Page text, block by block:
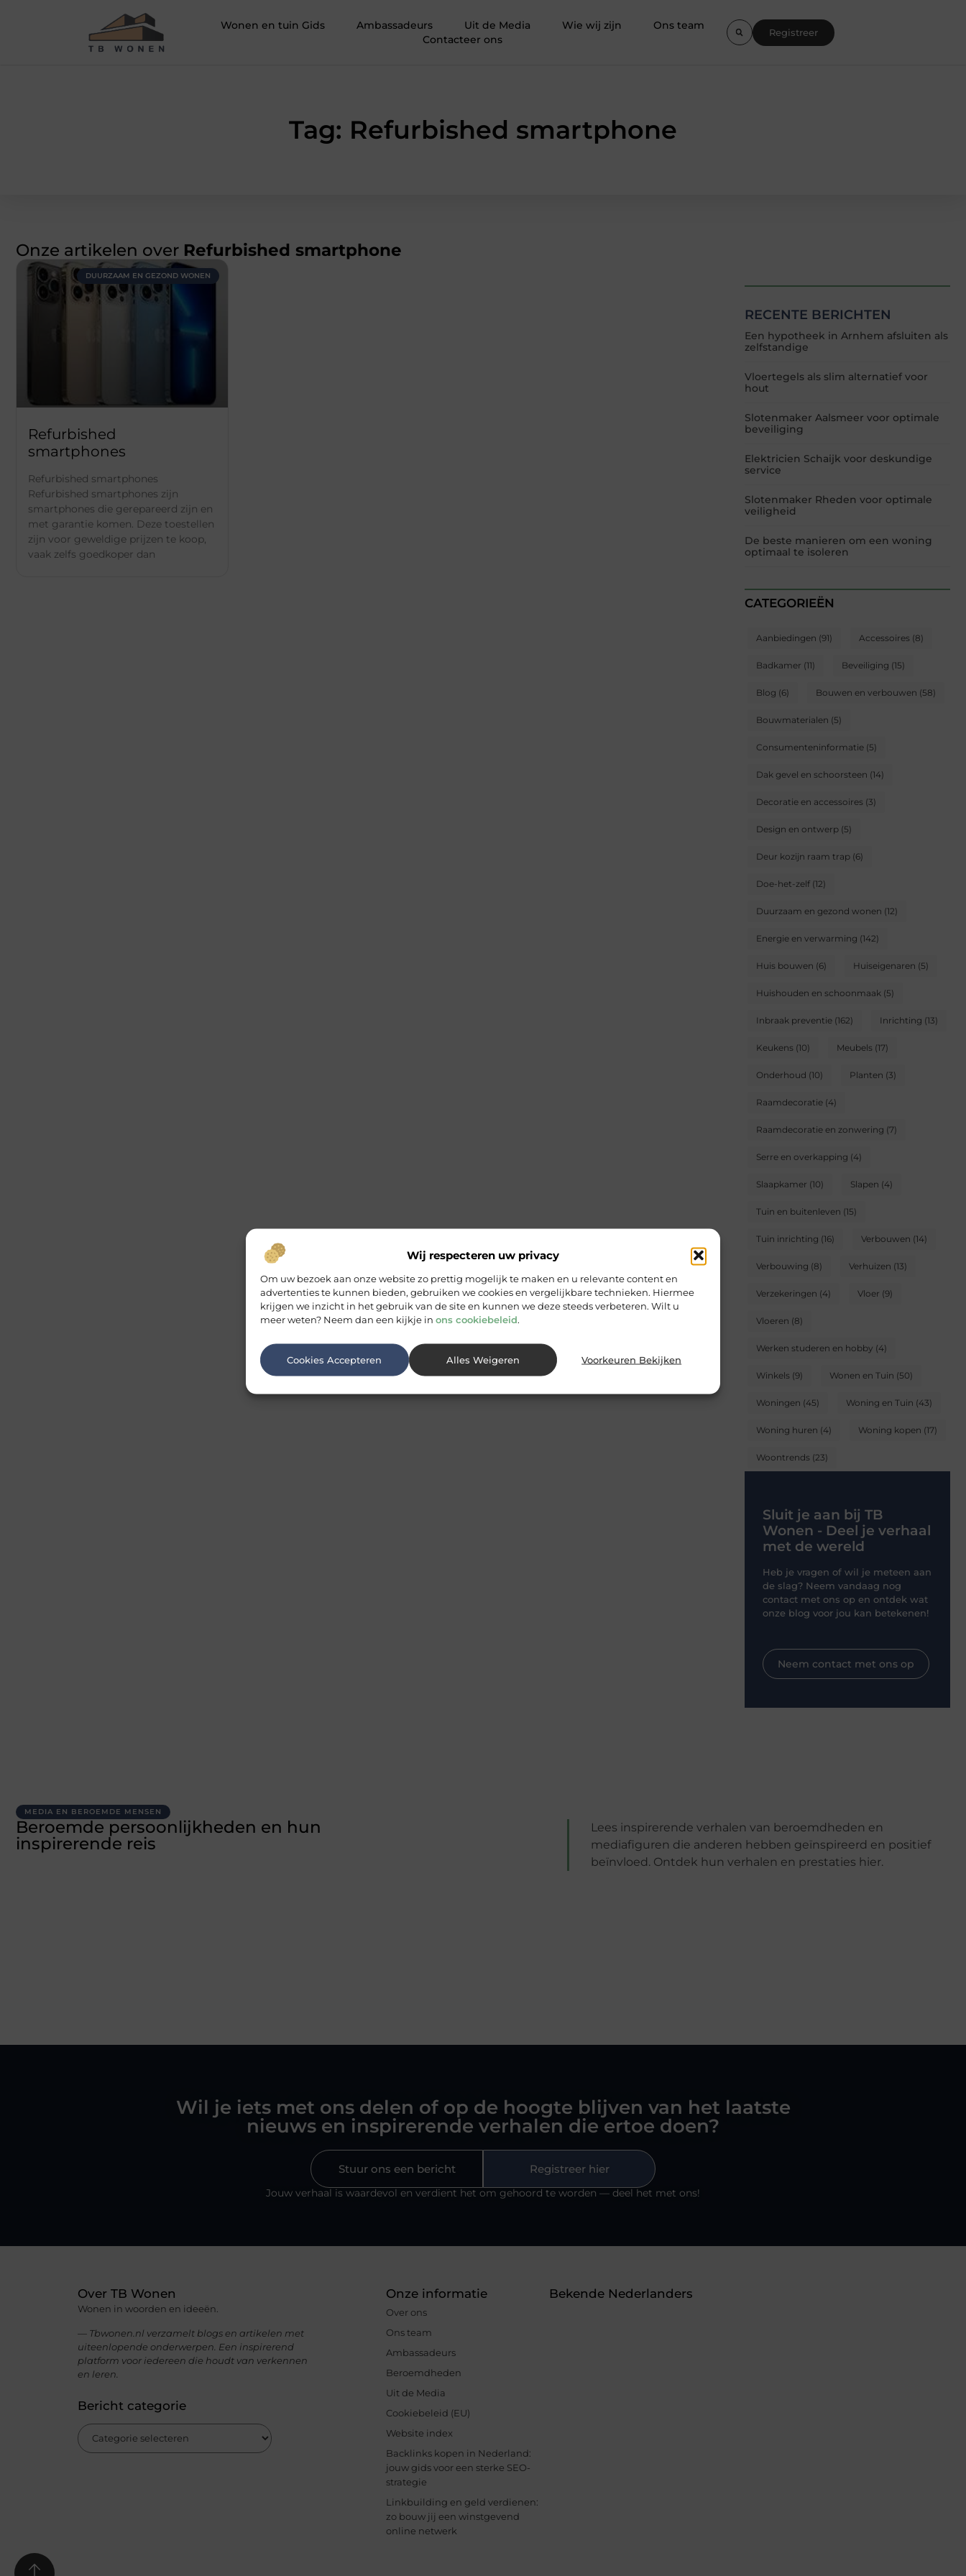
Wij respecteren uw privacy
Om uw bezoek aan onze website zo prettig mogelijk te maken en u relevante content en
advertenties te kunnen bieden, gebruiken we cookies en vergelijkbare technieken. Hiermee
krijgen we inzicht in het gebruik van de site en kunnen we deze steeds verbeteren. Wilt u
meer weten? Neem dan een kijkje in ons cookiebeleid.
Cookies Accepteren Alles Weigeren Voorkeuren Bekijken
Wonen en tuin Gids Ambassadeurs Uit de Media Wie wij zijn
Ons team
Contacteer ons
Registreer
Tag: Refurbished smartphone
Onze artikelen over Refurbished smartphone
DUURZAAM EN GEZOND WONEN
Refurbished
smartphones
Refurbished smartphones
Refurbished smartphones zijn
smartphones die gerepareerd zijn en
met garantie komen. Deze toestellen
zijn voor geweldige prijzen te koop,
vaak zelfs goedkoper dan
RECENTE BERICHTEN
Een hypotheek in Arnhem afsluiten als
zelfstandige
Vloertegels als slim alternatief voor
hout
Slotenmaker Aalsmeer voor optimale
beveiliging
Elektricien Schaijk voor deskundige
service
Slotenmaker Rheden voor optimale
veiligheid
De beste manieren om een woning
optimaal te isoleren
CATEGORIEËN
Aanbiedingen (91) Accessoires (8)
Badkamer (11) Beveiliging (15)
Blog (6) Bouwen en verbouwen (58)
Bouwmaterialen (5)
Consumenteninformatie (5)
Dak gevel en schoorsteen (14)
Decoratie en accessoires (3)
Design en ontwerp (5)
Deur kozijn raam trap (6)
Doe-het-zelf (12)
Duurzaam en gezond wonen (12)
Energie en verwarming (142)
Huis bouwen (6) Huiseigenaren (5)
Huishouden en schoonmaak (5)
Inbraak preventie (162) Inrichting (13)
Keukens (10) Meubels (17)
Onderhoud (10) Planten (3)
Raamdecoratie (4)
Raamdecoratie en zonwering (7)
Serre en overkapping (4)
Slaapkamer (10) Slapen (4)
Tuin en buitenleven (15)
Tuin inrichting (16) Verbouwen (14)
Verbouwing (8) Verhuizen (13)
Verzekeringen (4) Vloer (9)
Vloeren (8)
Werken studeren en hobby (4)
Winkels (9) Wonen en Tuin (50)
Woningen (45) Woning en Tuin (43)
Woning huren (4) Woning kopen (17)
Woontrends (23)
Sluit je aan bij TB
Wonen - Deel je verhaal
met de wereld
Heb je vragen of wil je meteen aan
de slag? Neem vandaag nog
contact met ons op en ontdek wat
onze blog voor jou kan betekenen!
Neem contact met ons op
MEDIA EN BEROEMDE MENSEN
Beroemde persoonlijkheden en hun
inspirerende reis
Lees inspirerende verhalen van beroemdheden en
mediafiguren die anderen hebben geïnspireerd en positief
beïnvloed. Ontdek hun verhalen en prestaties hier.
Wil je iets met ons delen of op de hoogte blijven van het laatste
nieuws en inspirerende verhalen die ertoe doen?
Stuur ons een bericht Registreer hier
Jouw verhaal is waardevol en verdient het om gehoord te worden — deel het met ons!
Over TB Wonen
Wonen in woorden en ideeën.
— Tbwonen.nl verzamelt blogs en artikelen met
uiteenlopende onderwerpen. Een inspirerend
platform voor iedereen die houdt van verkennen
en leren.
Bericht categorie
Onze informatie
Over ons
Ons team
Ambassadeurs
Beroemdheden
Uit de Media
Cookiebeleid (EU)
Website index
Backlinks kopen in Nederland:
jouw gids voor een sterke SEO-
strategie
Linkbuilding en geld verdienen:
zo bouw jij een winstgevend
online netwerk
Bekende Nederlanders